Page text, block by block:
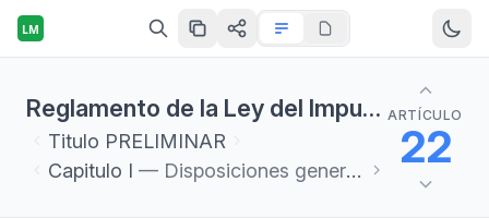
LM
Reglamento de la Ley del Impuesto al Valor Agregado
Titulo PRELIMINAR
Capitulo I — Disposiciones generales
ARTÍCULO
22